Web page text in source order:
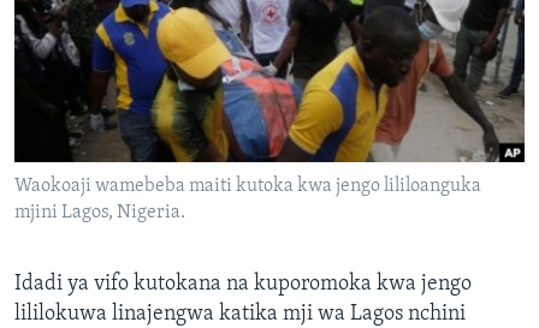
Waokoaji wamebeba maiti kutoka kwa jengo lililoanguka
mjini Lagos, Nigeria.
Idadi ya vifo kutokana na kuporomoka kwa jengo
lililokuwa linajengwa katika mji wa Lagos nchini